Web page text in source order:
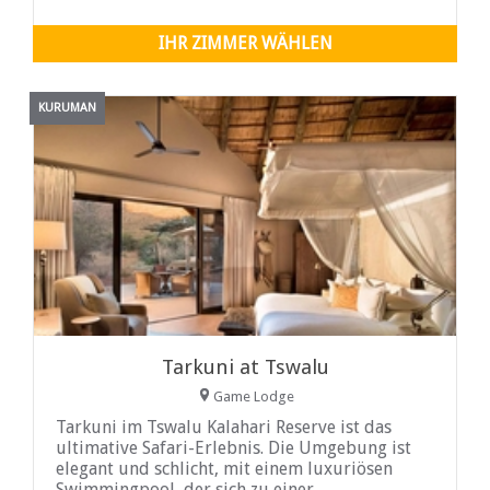
IHR ZIMMER WÄHLEN
KURUMAN
Tarkuni at Tswalu
Game Lodge
Tarkuni im Tswalu Kalahari Reserve ist das
ultimative Safari-Erlebnis. Die Umgebung ist
elegant und schlicht, mit einem luxuriösen